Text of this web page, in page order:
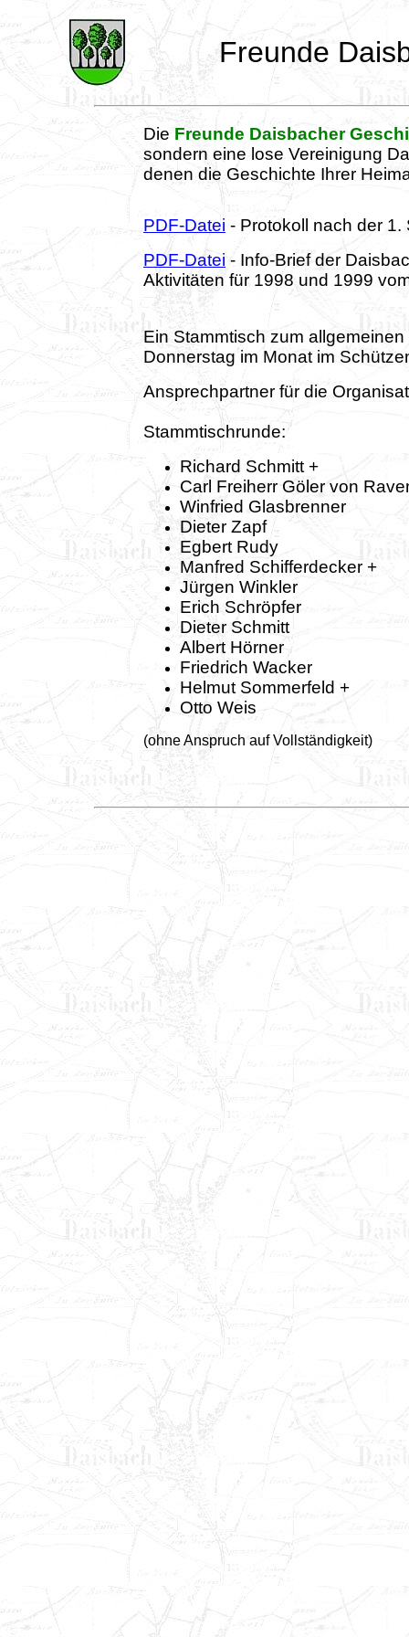
Freunde
Die Freunde Daisbacher
sondern eine lose Vereinigung
denen die Geschichte Ihrer
PDF-Datei - Protokoll nach der
PDF-Datei - Info-Brief der
Aktivitäten für 1998 und 1999
Ein Stammtisch zum
Donnerstag im Monat im
Ansprechpartner für die
Stammtischrunde:
Richard Schmitt +
Carl Freiherr Göler von
Winfried Glasbrenner
Dieter Zapf
Egbert Rudy
Manfred Schifferdecker +
Jürgen Winkler
Erich Schröpfer
Dieter Schmitt
Albert Hörner
Friedrich Wacker
Helmut Sommerfeld +
Otto Weis
(ohne Anspruch auf Vollständigkeit)